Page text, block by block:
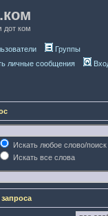
дот ком
Группы
личные сообщения
Искать любое слово/
Искать все слова